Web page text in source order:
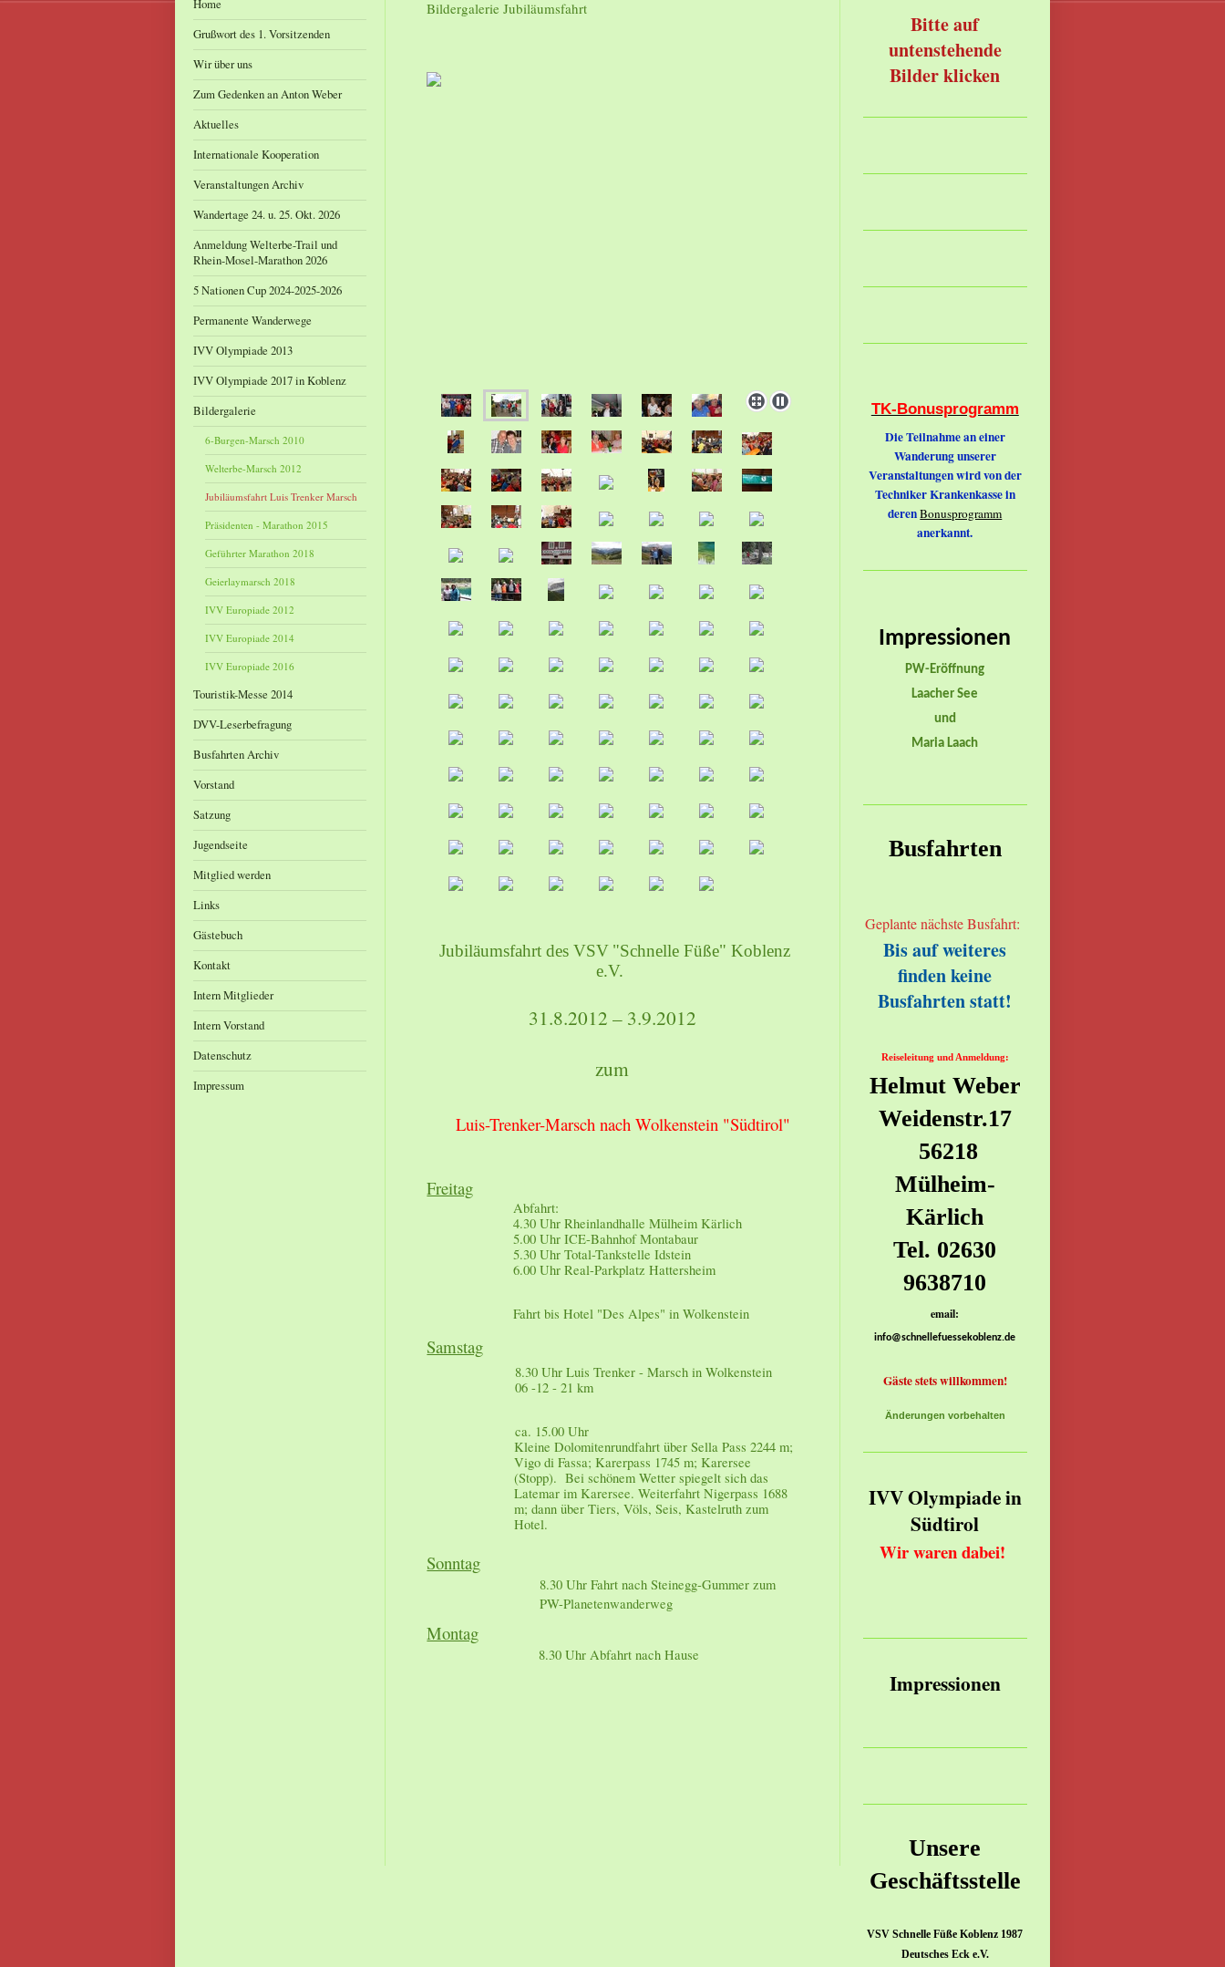
Home
Grußwort des 1. Vorsitzenden
Wir über uns
Zum Gedenken an Anton Weber
Aktuelles
Internationale Kooperation
Veranstaltungen Archiv
Wandertage 24. u. 25. Okt. 2026
Anmeldung Welterbe-Trail und
Rhein-Mosel-Marathon 2026
5 Nationen Cup 2024-2025-2026
Permanente Wanderwege
IVV Olympiade 2013
IVV Olympiade 2017 in Koblenz
Bildergalerie
6-Burgen-Marsch 2010
Welterbe-Marsch 2012
Jubiläumsfahrt Luis Trenker Marsch
Präsidenten - Marathon 2015
Geführter Marathon 2018
Geierlaymarsch 2018
IVV Europiade 2012
IVV Europiade 2014
IVV Europiade 2016
Touristik-Messe 2014
DVV-Leserbefragung
Busfahrten Archiv
Vorstand
Satzung
Jugendseite
Mitglied werden
Links
Gästebuch
Kontakt
Intern Mitglieder
Intern Vorstand
Datenschutz
Impressum
Bildergalerie Jubiläumsfahrt
Jubiläumsfahrt des VSV "Schnelle Füße" Koblenz
e.V.
31.8.2012 – 3.9.2012
zum
Luis-Trenker-Marsch nach Wolkenstein "Südtirol"
Freitag
Abfahrt:
4.30 Uhr Rheinlandhalle Mülheim Kärlich
5.00 Uhr ICE-Bahnhof Montabaur
5.30 Uhr Total-Tankstelle Idstein
6.00 Uhr Real-Parkplatz Hattersheim
Fahrt bis Hotel "Des Alpes" in Wolkenstein
Samstag
8.30 Uhr Luis Trenker - Marsch in Wolkenstein
06 -12 - 21 km
ca. 15.00 Uhr
Kleine Dolomitenrundfahrt über Sella Pass 2244 m;
Vigo di Fassa; Karerpass 1745 m; Karersee
(Stopp). Bei schönem Wetter spiegelt sich das
Latemar im Karersee. Weiterfahrt Nigerpass 1688
m; dann über Tiers, Völs, Seis, Kastelruth zum
Hotel.
Sonntag
8.30 Uhr Fahrt nach Steinegg-Gummer zum
PW-Planetenwanderweg
Montag
8.30 Uhr Abfahrt nach Hause
Bitte auf
untenstehende
Bilder klicken
TK-Bonusprogramm
Die Teilnahme an einer
Wanderung unserer
Veranstaltungen wird von der
Techniker Krankenkasse in
derenBonusprogramm
anerkannt.
Impressionen
PW-Eröffnung
Laacher See
und
Maria Laach
Busfahrten
Geplante nächste Busfahrt:
Bis auf weiteres
finden keine
Busfahrten statt!
Reiseleitung und Anmeldung:
Helmut Weber
Weidenstr.17
56218
Mülheim-
Kärlich
Tel. 02630
9638710
email:
info@schnellefuessekoblenz.de
Gäste stets willkommen!
Änderungen vorbehalten
IVV Olympiade in
Südtirol
Wir waren dabei!
Impressionen
Unsere
Geschäftsstelle
VSV Schnelle Füße Koblenz 1987
Deutsches Eck e.V.